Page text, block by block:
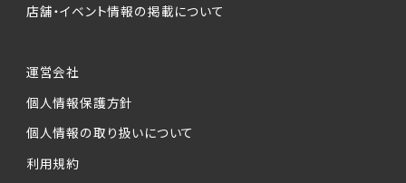
店舗・イベント情報の掲載について
運営会社
個人情報保護方針
個人情報の取り扱いについて
利用規約